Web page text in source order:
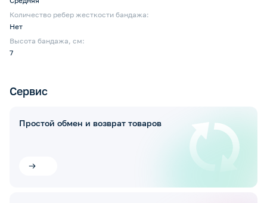
Количество ребер жесткости бандажа:
Нет
Высота бандажа, см:
7
Сервис
Простой обмен и возврат товаров